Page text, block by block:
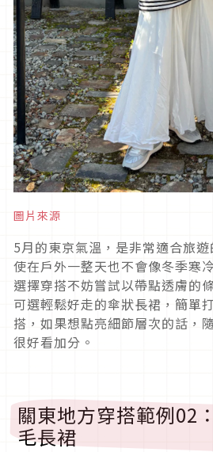
圖片來源
5月的東京氣溫，是非常適合旅
使在戶外一整天也不會像冬季寒
選擇穿搭不妨嘗試以帶點透膚的
可選輕鬆好走的傘狀長裙，簡單
搭，如果想點亮細節層次的話，
很好看加分。
關東地方穿搭範例02
毛長裙